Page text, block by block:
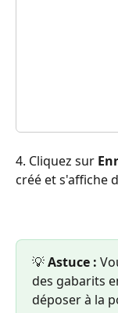
4. Cliquez sur
créé et s'affiche
💡 Astuce :
des gabarits
déposer à la